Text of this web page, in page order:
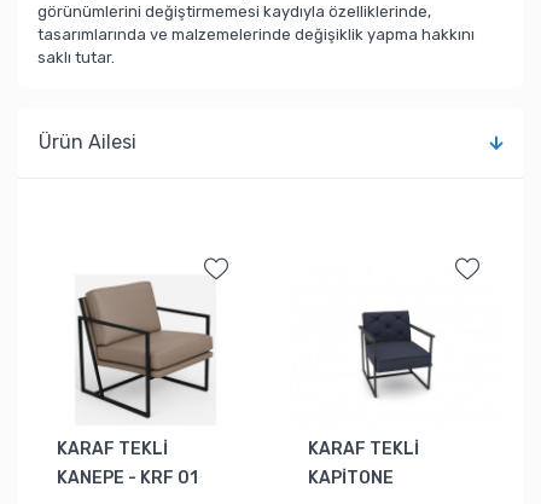
görünümlerini değiştirmemesi kaydıyla özelliklerinde,
tasarımlarında ve malzemelerinde değişiklik yapma hakkını
saklı tutar.
Ürün Ailesi
KARAF TEKLİ
KANEPE - KRF 01
KARAF TEKLİ
KAPİTONE